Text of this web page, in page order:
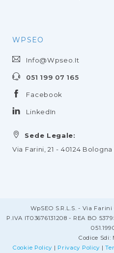
WPSEO
Info@wpseo.it
051 199 07 165
Facebook
LinkedIn
Sede Legale:
Via Farini, 21 - 40124 Bologna
WpSEO S.r.l.s. - Via Farini
P.IVA IT03676131208 - REA BO
Codice Sdi:
Cookie Policy | Privacy Policy |